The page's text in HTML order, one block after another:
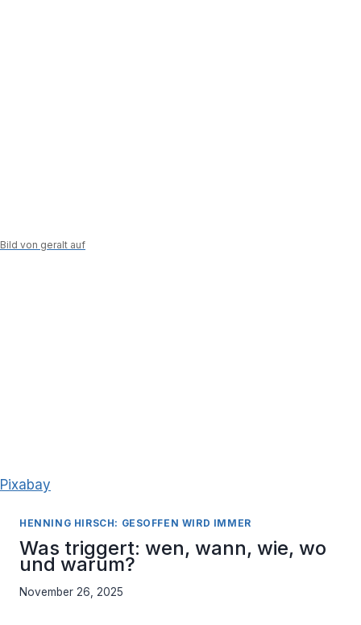
Bild von geralt auf
Pixabay
HENNING HIRSCH: GESOFFEN WIRD IMMER
Was triggert: wen, wann, wie, wo
und warum?
November 26, 2025